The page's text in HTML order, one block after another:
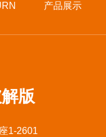
产品展示
版
1-2601